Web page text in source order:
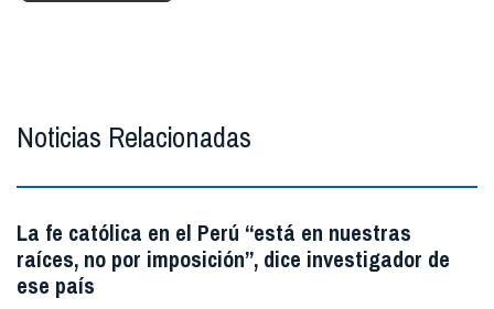
Noticias Relacionadas
La fe católica en el Perú “está en nuestras
raíces, no por imposición”, dice investigador de
ese país